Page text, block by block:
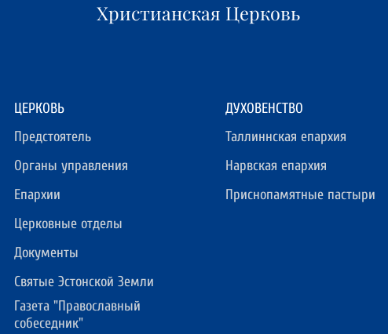
Христианская Церковь
ЦЕРКОВЬ
Предстоятель
Органы управления
Епархии
Церковные отделы
Документы
Святые Эстонской Земли
Газета "Православный
собеседник"
ДУХОВЕНСТВО
Таллиннская епархия
Нарвская епархия
Приснопамятные пастыри